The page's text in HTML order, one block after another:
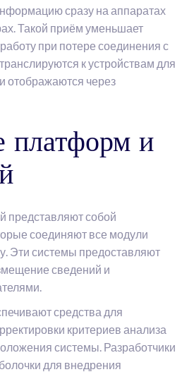
сразу на аппаратах
Такой приём уменьшает
при потере соединения с
к устройствам для
отображаются через
платформ и
представляют собой
соединяют все модули
Эти системы предоставляют
сведений и
средства для
критериев анализа
системы. Разработчики
для внедрения